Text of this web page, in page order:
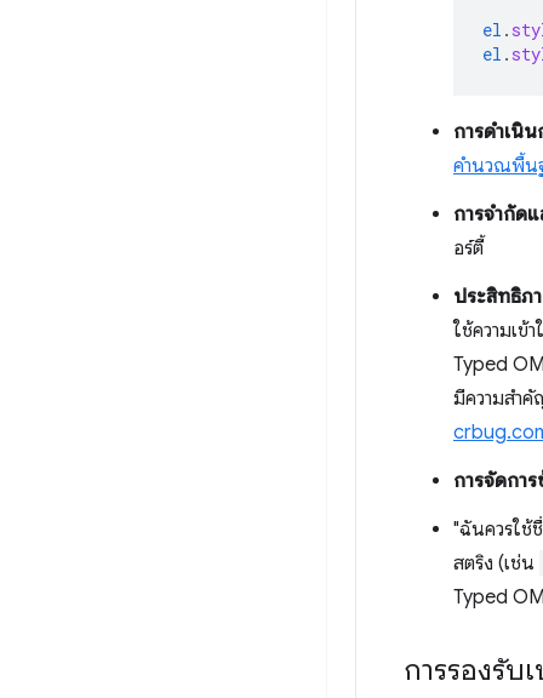
el .
el .
การดำเนิ
คำนวณพื้น
การจำกัด
อร์ตี้
ประสิทธิภ
ใช้ความเข้
Typed
มีความสำคั
การจัดกา
"ฉันควรใช้
สตริง (เช่น
Typed
การรองรับ